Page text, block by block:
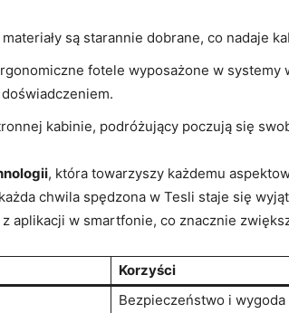
⁢są⁢ starannie dobrane, co nadaje
fotele wyposażone w
kabinie, podróżujący poczują się
, ‍która towarzyszy‍ każdemu
chwila spędzona w⁢ Tesli staje ⁣się
aplikacji w smartfonie, co znacznie
Korzyści
Bezpieczeństwo i ⁣wygoda⁣